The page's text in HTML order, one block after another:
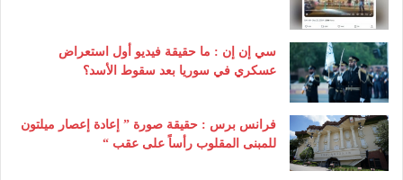
سي إن إن : ما حقيقة فيديو أول استعراض
عسكري في سوريا بعد سقوط الأسد؟
فرانس برس : حقيقة صورة ” إعادة إعصار ميلتون
للمبنى المقلوب رأساً على عقب “